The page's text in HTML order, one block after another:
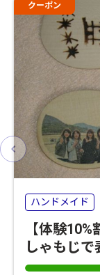
クーポン
ハンドメイド
【体験
しゃもじ
で宮島満喫